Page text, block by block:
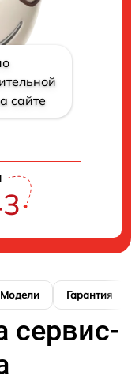
сайте
Модели Гарантия
сервис-